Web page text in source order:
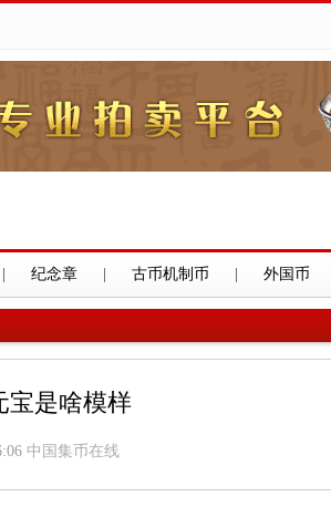
纪念章 古币机制币 外国币
宝是啥模样
中国集币在线